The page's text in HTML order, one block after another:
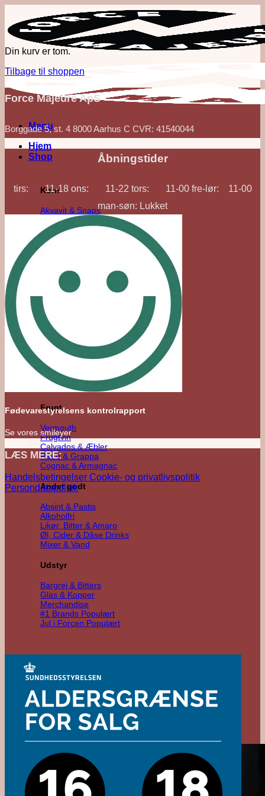
indhold
Menu
Hjem
Shop
Korn
Akvavit & Snaps
Vodka
Whisk(e)y
'Out of Category'
Mezcal
Tequila
Raicilla
Andet Agave
Sukkerrør
Alle Rom
Sød Rom
Tør Rom
Funky Rom
Frugt
Vermouth
Frugtvin
Calvados & Æbler
Pisco & Grappa
Cognac & Armagnac
Andet godt
Absint & Pastis
Alkoholfri
Likør, Bitter & Amaro
Øl, Cider & Dåse Drinks
Mixer & Vand
Udstyr
Bargrej & Bitters
Glas & Kopper
Merchandise
#1 Brands
Jul i Forcen
Din kurv er tom.
Tilbage til shoppen
Force Majeure ApS
Borggade 5, st. 4 8000 Aarhus C CVR: 41540044
Åbningstider
tirs: 11-18 ons: 11-22 tors: 11-00 fre-lør: 11-00
man-søn: Lukket
Fødevarestyrelsens kontrolrapport
Se vores smileyer
LÆS MERE:
Handelsbetingelser Cookie- og privatlivspolitik
Persondatapolitik